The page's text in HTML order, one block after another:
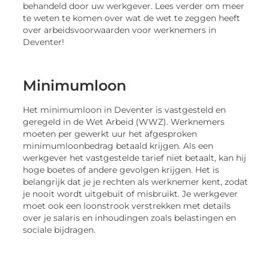
behandeld door uw werkgever. Lees verder om meer
te weten te komen over wat de wet te zeggen heeft
over arbeidsvoorwaarden voor werknemers in
Deventer!
Minimumloon
Het minimumloon in Deventer is vastgesteld en
geregeld in de Wet Arbeid (WWZ). Werknemers
moeten per gewerkt uur het afgesproken
minimumloonbedrag betaald krijgen. Als een
werkgever het vastgestelde tarief niet betaalt, kan hij
hoge boetes of andere gevolgen krijgen. Het is
belangrijk dat je je rechten als werknemer kent, zodat
je nooit wordt uitgebuit of misbruikt. Je werkgever
moet ook een loonstrook verstrekken met details
over je salaris en inhoudingen zoals belastingen en
sociale bijdragen.